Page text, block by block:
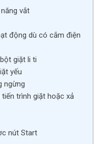
vắt
động dù có cắm điện
giặt li ti
yếu
ngừng
trình giặt hoặc xả
nút Start